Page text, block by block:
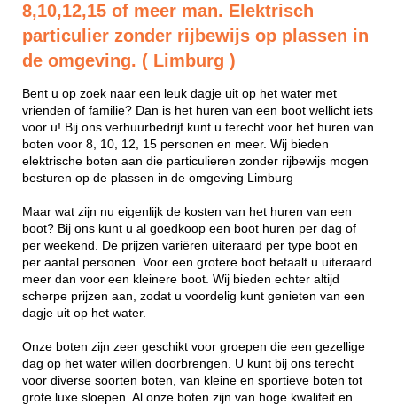
8,10,12,15 of meer man. Elektrisch
particulier zonder rijbewijs op plassen in
de omgeving. ( Limburg )
Bent u op zoek naar een leuk dagje uit op het water met
vrienden of familie? Dan is het huren van een boot wellicht iets
voor u! Bij ons verhuurbedrijf kunt u terecht voor het huren van
boten voor 8, 10, 12, 15 personen en meer. Wij bieden
elektrische boten aan die particulieren zonder rijbewijs mogen
besturen op de plassen in de omgeving Limburg
Maar wat zijn nu eigenlijk de kosten van het huren van een
boot? Bij ons kunt u al goedkoop een boot huren per dag of
per weekend. De prijzen variëren uiteraard per type boot en
per aantal personen. Voor een grotere boot betaalt u uiteraard
meer dan voor een kleinere boot. Wij bieden echter altijd
scherpe prijzen aan, zodat u voordelig kunt genieten van een
dagje uit op het water.
Onze boten zijn zeer geschikt voor groepen die een gezellige
dag op het water willen doorbrengen. U kunt bij ons terecht
voor diverse soorten boten, van kleine en sportieve boten tot
grote luxe sloepen. Al onze boten zijn van hoge kwaliteit en